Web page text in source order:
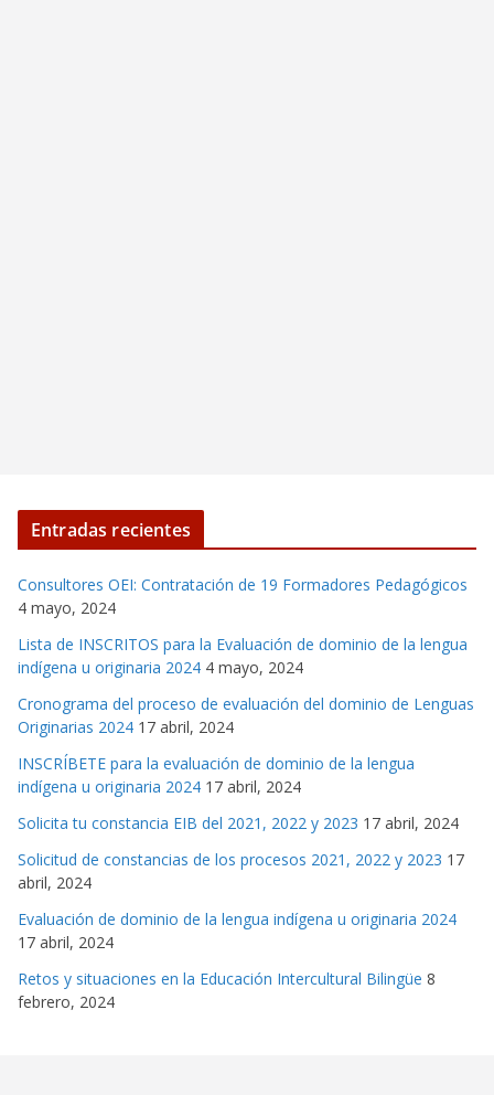
Entradas recientes
Consultores OEI: Contratación de 19 Formadores Pedagógicos
4 mayo, 2024
Lista de INSCRITOS para la Evaluación de dominio de la lengua
indígena u originaria 2024 4 mayo, 2024
Cronograma del proceso de evaluación del dominio de Lenguas
Originarias 2024 17 abril, 2024
INSCRÍBETE para la evaluación de dominio de la lengua
indígena u originaria 2024 17 abril, 2024
Solicita tu constancia EIB del 2021, 2022 y 2023 17 abril, 2024
Solicitud de constancias de los procesos 2021, 2022 y 2023 17
abril, 2024
Evaluación de dominio de la lengua indígena u originaria 2024
17 abril, 2024
Retos y situaciones en la Educación Intercultural Bilingüe 8
febrero, 2024